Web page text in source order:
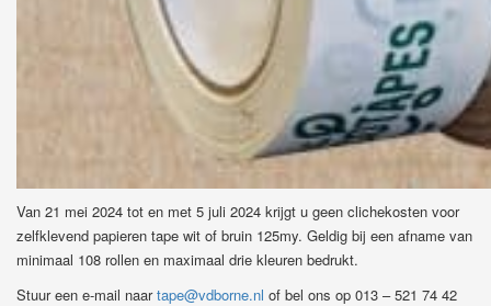
Van 21 mei 2024 tot en met 5 juli 2024 krijgt u geen clichekosten voor
zelfklevend papieren tape wit of bruin 125my. Geldig bij een afname van
minimaal 108 rollen en maximaal drie kleuren bedrukt.
Stuur een e-mail naartape@vdborne.nl of bel ons op 013 – 521 74 42